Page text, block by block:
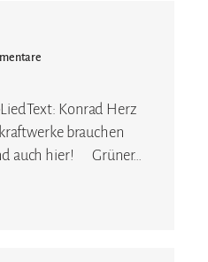
Konrad Herz
brauchen
auch hier! Grüner…